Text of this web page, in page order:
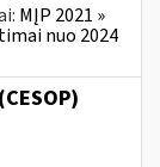
MĮP 2021 »
nuo 2024